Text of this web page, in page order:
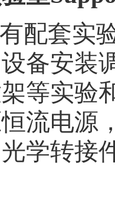
配套实
备安装
等实验
流电源
学转接